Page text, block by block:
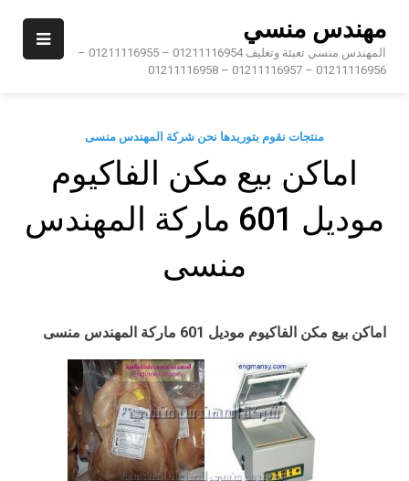
content
مهندس منسي
المهندس منسي تعبئة وتغليف 01211116954 – 01211116955 –
01211116956 – 01211116957 – 01211116958
منتجات نقوم بتوريدها نحن شركة المهندس منسى
اماكن بيع مكن الفاكيوم
موديل 601 ماركة المهندس
منسى
اماكن بيع مكن الفاكيوم موديل 601 ماركة المهندس منسى